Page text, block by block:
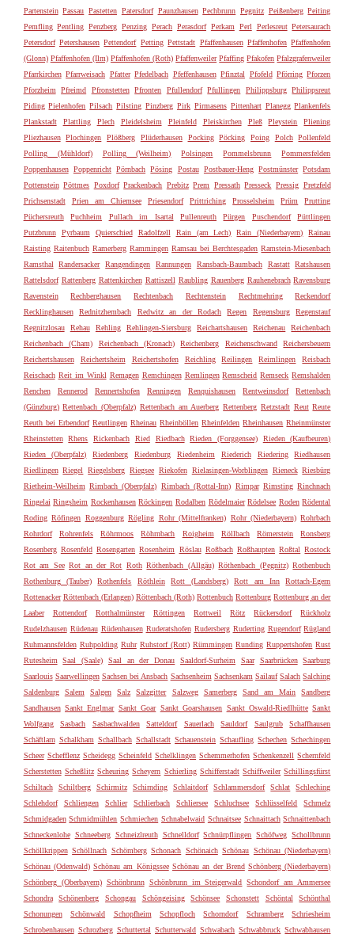
Partenstein Passau Pastetten Patersdorf Paunzhausen Pechbrunn Pegnitz Peißenberg Peiting
Pemfling Pentling Penzberg Penzing Perach Perasdorf Perkam Perl Perlesreut Petersaurach
Petersdorf Petershausen Pettendorf Petting Pettstadt Pfaffenhausen Pfaffenhofen Pfaffenhofen
(Glonn) Pfaffenhofen (Ilm) Pfaffenhofen (Roth) Pfaffenweiler Pfaffing Pfakofen Pfalzgrafenweiler
Pfarrkirchen Pfarrweisach Pfatter Pfedelbach Pfeffenhausen Pfinztal Pfofeld Pförring Pforzen
Pforzheim
Pfreimd Pfronstetten Pfronten Pfullendorf Pfullingen Philippsburg Philippsreut
Piding Pielenhofen Pilsach Pilsting Pinzberg Pirk Pirmasens Pittenhart Planegg Plankenfels
Plankstadt
Plattling Plech Pleidelsheim Pleinfeld Pleiskirchen Pleß Pleystein
Pliening
Pliezhausen
Plochingen Plößberg Plüderhausen Pocking Pöcking Poing Polch
Pollenfeld
Polling (Mühldorf)
Polling (Weilheim) Polsingen Pommelsbrunn
Pommersfelden
Poppenhausen Poppenricht Pörnbach Pösing Postau Postbauer-Heng Postmünster Potsdam
Pottenstein Pöttmes Poxdorf Prackenbach Prebitz Prem Pressath Presseck Pressig Pretzfeld
Prichsenstadt
Prien am Chiemsee Priesendorf Prittriching Prosselsheim Prüm
Prutting
Püchersreuth
Puchheim Pullach im Isartal Pullenreuth Pürgen Puschendorf
Püttlingen
Putzbrunn
Pyrbaum Quierschied Radolfzell Rain (am Lech) Rain (Niederbayern)
Rainau
Raisting Raitenbuch Ramerberg Rammingen Ramsau bei Berchtesgaden Ramstein-Miesenbach
Ramsthal
Randersacker Rangendingen Rannungen Ransbach-Baumbach Rastatt
Ratshausen
Rattelsdorf Rattenberg Rattenkirchen Rattiszell Raubling Rauenberg Rauhenebrach Ravensburg
Ravenstein
Rechberghausen Rechtenbach Rechtenstein Rechtmehring
Reckendorf
Recklinghausen
Rednitzhembach Redwitz an der Rodach Regen Regensburg
Regenstauf
Regnitzlosau
Rehau Rehling Rehlingen-Siersburg Reichartshausen Reichenau
Reichenbach
Reichenbach (Cham)
Reichenbach (Kronach) Reichenberg Reichenschwand
Reichersbeuern
Reichertshausen
Reichertsheim Reichertshofen Reichling Reilingen Reimlingen
Reisbach
Reischach Reit im Winkl Remagen Remchingen Remlingen Remscheid Remseck Remshalden
Renchen
Rennerod Rennertshofen Renningen Renquishausen Rentweinsdorf
Rettenbach
(Günzburg) Rettenbach (Oberpfalz) Rettenbach am Auerberg Rettenberg Retzstadt Reut Reute
Reuth bei Erbendorf Reutlingen Rheinau Rheinböllen Rheinfelden Rheinhausen Rheinmünster
Rheinstetten
Rhens Rickenbach Ried Riedbach Rieden (Forggensee)
Rieden (Kaufbeuren)
Rieden (Oberpfalz)
Riedenberg Riedenburg Riedenheim Riederich Riedering
Riedhausen
Riedlingen Riegel Riegelsberg Riegsee Riekofen Rielasingen-Worblingen Rieneck Riesbürg
Rietheim-Weilheim Rimbach (Oberpfalz) Rimbach (Rottal-Inn) Rimpar Rimsting Rinchnach
Ringelai Ringsheim Rockenhausen Röckingen Rodalben Rödelmaier Rödelsee Roden Rödental
Roding Röfingen Roggenburg Rögling Rohr (Mittelfranken) Rohr (Niederbayern) Rohrbach
Rohrdorf
Rohrenfels Röhrmoos Röhrnbach Roigheim Röllbach Römerstein
Ronsberg
Rosenberg Rosenfeld Rosengarten Rosenheim Röslau Roßbach Roßhaupten Roßtal Rostock
Rot am See Rot an der Rot Roth Röthenbach (Allgäu) Röthenbach (Pegnitz) Rothenbuch
Rothenburg (Tauber)
Rothenfels Röthlein Rott (Landsberg) Rott am Inn
Rottach-Egern
Rottenacker Röttenbach (Erlangen) Röttenbach (Roth) Rottenbuch Rottenburg Rottenburg an der
Laaber
Rottendorf Rotthalmünster Röttingen Rottweil Rötz Rückersdorf
Rückholz
Rudelzhausen Rüdenau Rüdenhausen Ruderatshofen Rudersberg Ruderting Rugendorf Rügland
Ruhmannsfelden Ruhpolding Ruhr Ruhstorf (Rott) Rümmingen Runding Ruppertshofen Rust
Rutesheim
Saal (Saale) Saal an der Donau Saaldorf-Surheim Saar Saarbrücken
Saarburg
Saarlouis Saarwellingen Sachsen bei Ansbach Sachsenheim Sachsenkam Sailauf Salach Salching
Saldenburg
Salem Salgen Salz Salzgitter Salzweg Samerberg Sand am Main
Sandberg
Sandhausen Sankt Englmar Sankt Goar Sankt Goarshausen Sankt Oswald-Riedlhütte Sankt
Wolfgang
Sasbach Sasbachwalden Satteldorf Sauerlach Sauldorf Saulgrub
Schaffhausen
Schäftlarn Schalkham Schallbach Schallstadt Schauenstein Schaufling Schechen Schechingen
Scheer Schefflenz Scheidegg Scheinfeld Schelklingen Schemmerhofen Schenkenzell Schernfeld
Scherstetten Scheßlitz Scheuring Scheyern Schierling Schifferstadt Schiffweiler Schillingsfürst
Schiltach
Schiltberg Schirmitz Schirnding Schlaitdorf Schlammersdorf Schlat
Schleching
Schlehdorf
Schliengen Schlier Schlierbach Schliersee Schluchsee Schlüsselfeld
Schmelz
Schmidgaden Schmidmühlen Schmiechen Schnabelwaid Schnaitsee Schnaittach Schnaittenbach
Schneckenlohe Schneeberg Schneizlreuth Schnelldorf Schnürpflingen Schöfweg Schollbrunn
Schöllkrippen Schöllnach Schömberg Schonach Schönaich Schönau Schönau (Niederbayern)
Schönau (Odenwald) Schönau am Königssee Schönau an der Brend Schönberg (Niederbayern)
Schönberg (Oberbayern) Schönbrunn Schönbrunn im Steigerwald Schondorf am Ammersee
Schondra
Schönenberg Schongau Schöngeising Schönsee Schonstett Schöntal
Schönthal
Schonungen
Schönwald Schopfheim Schopfloch Schorndorf Schramberg
Schriesheim
Schrobenhausen Schrozberg Schuttertal Schutterwald Schwabach Schwabbruck Schwabhausen